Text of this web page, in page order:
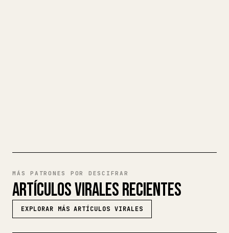
MÁS PATRONES POR DESCIFRAR
ARTÍCULOS VIRALES RECIENTES
EXPLORAR MÁS ARTÍCULOS VIRALES